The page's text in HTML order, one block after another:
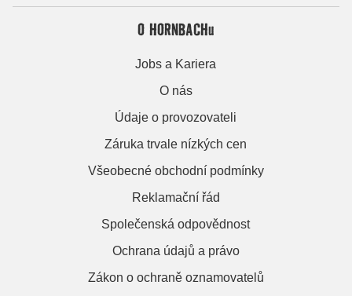
O HORNBACHu
Jobs a Kariera
O nás
Údaje o provozovateli
Záruka trvale nízkých cen
Všeobecné obchodní podmínky
Reklamační řád
Společenská odpovědnost
Ochrana údajů a právo
Zákon o ochraně oznamovatelů